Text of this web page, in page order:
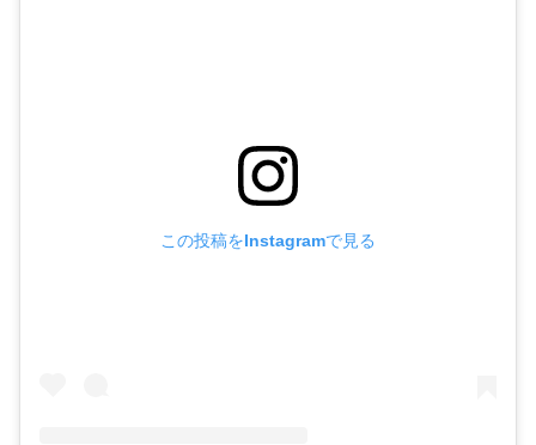
この投稿をInstagramで見る